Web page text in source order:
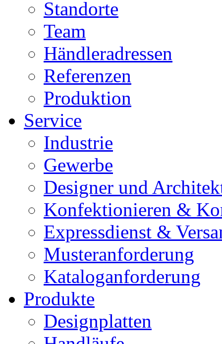
Standorte
Team
Händleradressen
Referenzen
Produktion
Service
Industrie
Gewerbe
Designer und
Konfektionieren &
Expressdienst &
Musteranforderung
Kataloganforderung
Produkte
Designplatten